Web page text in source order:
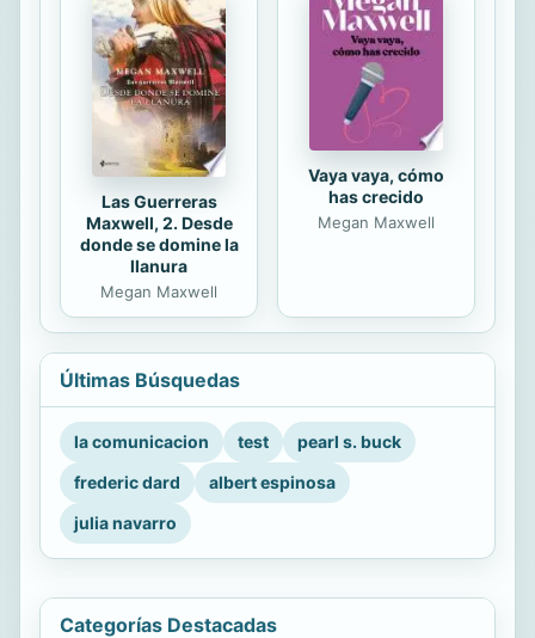
Las Guerreras
Maxwell, 2. Desde
donde se domine la
llanura
Megan Maxwell
Vaya vaya, cómo
has crecido
Megan Maxwell
Últimas Búsquedas
la comunicacion test
pearl s. buck
frederic dard
albert espinosa
julia navarro
Categorías Destacadas